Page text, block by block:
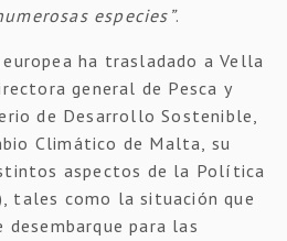
especies”.
ha trasladado a Vella
general de Pesca y
de Desarrollo Sostenible,
Climático de Malta, su
aspectos de la Política
tales como la situación que
para las